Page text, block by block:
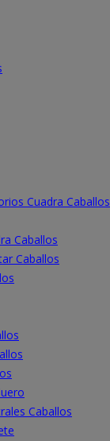
Cuadra Caballos
Caballos
Caballos
Caballos